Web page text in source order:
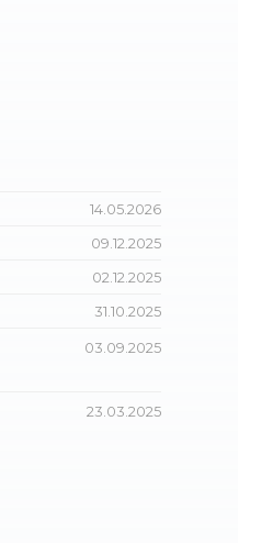
14.05.2026
09.12.2025
02.12.2025
31.10.2025
03.09.2025
23.03.2025